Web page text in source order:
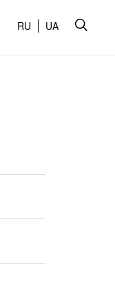
RU UA